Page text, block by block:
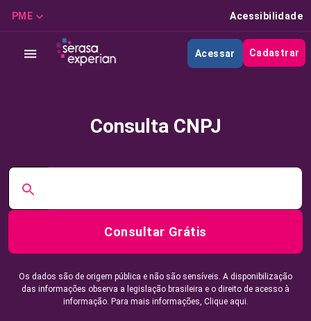
PME Acessibilidade
Acessar Cadastrar
Consulta CNPJ
Consultar Grátis
Os dados são de origem pública e não são sensíveis. A disponibilização
das informações observa a legislação brasileira e o direito de acesso à
informação. Para mais informações, Clique aqui.